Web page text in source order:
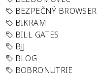
BEZPEČNÝ BROWSER
BIKRAM
BILL GATES
BJJ
BLOG
BOBRONUTRIE